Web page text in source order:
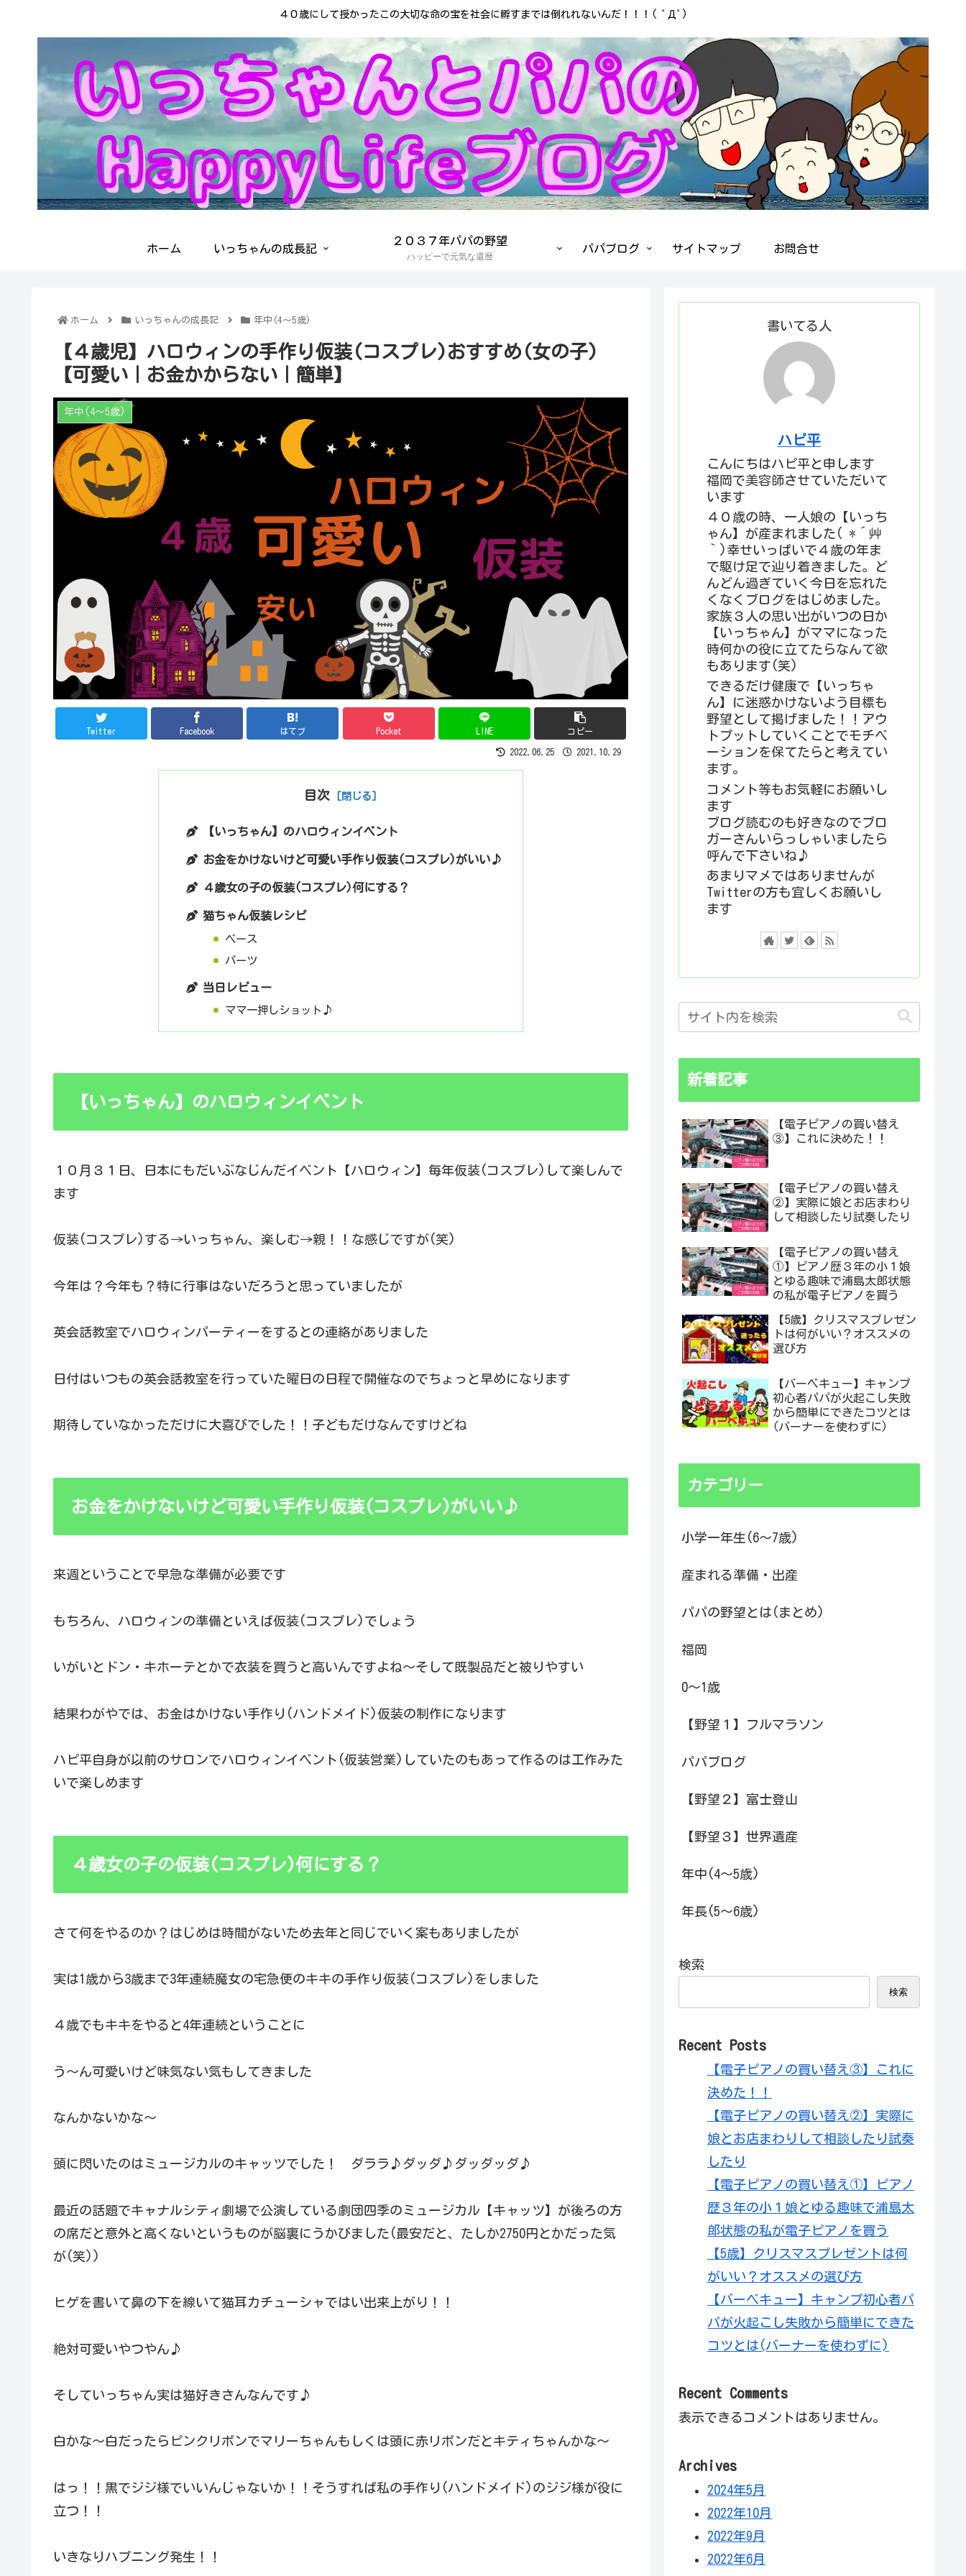
４０歳にして授かったこの大切な命の宝を社会に孵すまでは倒れれないんだ！！！( ﾟДﾟ)
ホーム いっちゃんの成長記
２０３７年パパの野望
ハッピーで元気な還暦
パパブログ サイトマップ お問合せ
ホーム いっちゃんの成長記 年中(4～5歳)
【４歳児】ハロウィンの手作り仮装(コスプレ)おすすめ(女の子)
【可愛い｜お金かからない｜簡単】
年中(4～5歳)
Twitter Facebook はてブ Pocket LINE コピー
2022.06.25 2021.10.29
目次
【いっちゃん】のハロウィンイベント
お金をかけないけど可愛い手作り仮装(コスプレ)がいい♪
４歳女の子の仮装(コスプレ)何にする？
猫ちゃん仮装レシピ
ベース
パーツ
当日レビュー
ママ一押しショット♪
【いっちゃん】のハロウィンイベント
１０月３１日、日本にもだいぶなじんだイベント【ハロウィン】毎年仮装(コスプレ)して楽しんで
ます
仮装(コスプレ)する→いっちゃん、楽しむ→親！！な感じですが(笑)
今年は？今年も？特に行事はないだろうと思っていましたが
英会話教室でハロウィンパーティーをするとの連絡がありました
日付はいつもの英会話教室を行っていた曜日の日程で開催なのでちょっと早めになります
期待していなかっただけに大喜びでした！！子どもだけなんですけどね
お金をかけないけど可愛い手作り仮装(コスプレ)がいい♪
来週ということで早急な準備が必要です
もちろん、ハロウィンの準備といえば仮装(コスプレ)でしょう
いがいとドン・キホーテとかで衣装を買うと高いんですよね～そして既製品だと被りやすい
結果わがやでは、お金はかけない手作り(ハンドメイド)仮装の制作になります
ハピ平自身が以前のサロンでハロウィンイベント(仮装営業)していたのもあって作るのは工作みた
いで楽しめます
４歳女の子の仮装(コスプレ)何にする？
さて何をやるのか？はじめは時間がないため去年と同じでいく案もありましたが
実は1歳から3歳まで3年連続魔女の宅急便のキキの手作り仮装(コスプレ)をしました
４歳でもキキをやると4年連続ということに
う～ん可愛いけど味気ない気もしてきました
なんかないかな～
頭に閃いたのはミュージカルのキャッツでした！ ダララ♪ダッダ♪ダッダッダ♪
最近の話題でキャナルシティ劇場で公演している劇団四季のミュージカル【キャッツ】が後ろの方
の席だと意外と高くないというものが脳裏にうかびました(最安だと、たしか2750円とかだった気
が(笑))
ヒゲを書いて鼻の下を線いて猫耳カチューシャではい出来上がり！！
絶対可愛いやつやん♪
そしていっちゃん実は猫好きさんなんです♪
白かな～白だったらピンクリボンでマリーちゃんもしくは頭に赤リボンだとキティちゃんかな～
はっ！！黒でジジ様でいいんじゃないか！！そうすれば私の手作り(ハンドメイド)のジジ様が役に
立つ！！
いきなりハプニング発生！！
書いてる人
ハピ平
こんにちはハピ平と申します
福岡で美容師させていただいて
います
４０歳の時、一人娘の【いっち
ゃん】が産まれました( *´艸
｀)幸せいっぱいで４歳の年ま
で駆け足で辿り着きました。ど
んどん過ぎていく今日を忘れた
くなくブログをはじめました。
家族３人の思い出がいつの日か
【いっちゃん】がママになった
時何かの役に立てたらなんて欲
もあります(笑)
できるだけ健康で【いっちゃ
ん】に迷惑かけないよう目標も
野望として掲げました！！アウ
トプットしていくことでモチベ
ーションを保てたらと考えてい
ます。
コメント等もお気軽にお願いし
ます
ブログ読むのも好きなのでブロ
ガーさんいらっしゃいましたら
呼んで下さいね♪
あまりマメではありませんが
Twitterの方も宜しくお願いし
ます
新着記事
【電子ピアノの買い替え
③】これに決めた！！
【電子ピアノの買い替え
②】実際に娘とお店まわり
して相談したり試奏したり
【電子ピアノの買い替え
①】ピアノ歴３年の小１娘
とゆる趣味で浦島太郎状態
の私が電子ピアノを買う
【5歳】クリスマスプレゼン
トは何がいい？オススメの
選び方
【バーベキュー】キャンプ
初心者パパが火起こし失敗
から簡単にできたコツとは
(バーナーを使わずに)
カテゴリー
小学一年生(6～7歳)
産まれる準備・出産
パパの野望とは(まとめ)
福岡
0～1歳
【野望１】フルマラソン
パパブログ
【野望２】富士登山
【野望３】世界遺産
年中(4～5歳)
年長(5～6歳)
検索
検索
Recent Posts
【電子ピアノの買い替え③】これに
決めた！！
【電子ピアノの買い替え②】実際に
娘とお店まわりして相談したり試奏
したり
【電子ピアノの買い替え①】ピアノ
歴３年の小１娘とゆる趣味で浦島太
郎状態の私が電子ピアノを買う
【5歳】クリスマスプレゼントは何
がいい？オススメの選び方
【バーベキュー】キャンプ初心者パ
パが火起こし失敗から簡単にできた
コツとは(バーナーを使わずに)
Recent Comments
表示できるコメントはありません。
Archives
2024年5月
2022年10月
2022年9月
2022年6月